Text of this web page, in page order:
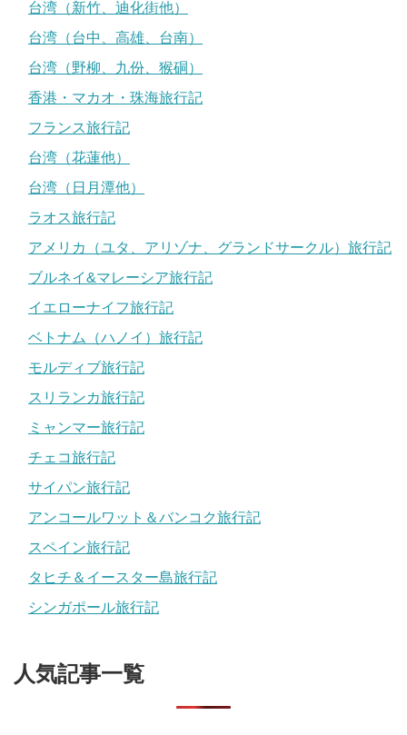
台湾（新竹、迪化街他）
台湾（台中、高雄、台南）
台湾（野柳、九份、猴硐）
香港・マカオ・珠海旅行記
フランス旅行記
台湾（花蓮他）
台湾（日月潭他）
ラオス旅行記
アメリカ（ユタ、アリゾナ、グランドサークル）旅行記
ブルネイ&マレーシア旅行記
イエローナイフ旅行記
ベトナム（ハノイ）旅行記
モルディブ旅行記
スリランカ旅行記
ミャンマー旅行記
チェコ旅行記
サイパン旅行記
アンコールワット＆バンコク旅行記
スペイン旅行記
タヒチ＆イースター島旅行記
シンガポール旅行記
人気記事一覧